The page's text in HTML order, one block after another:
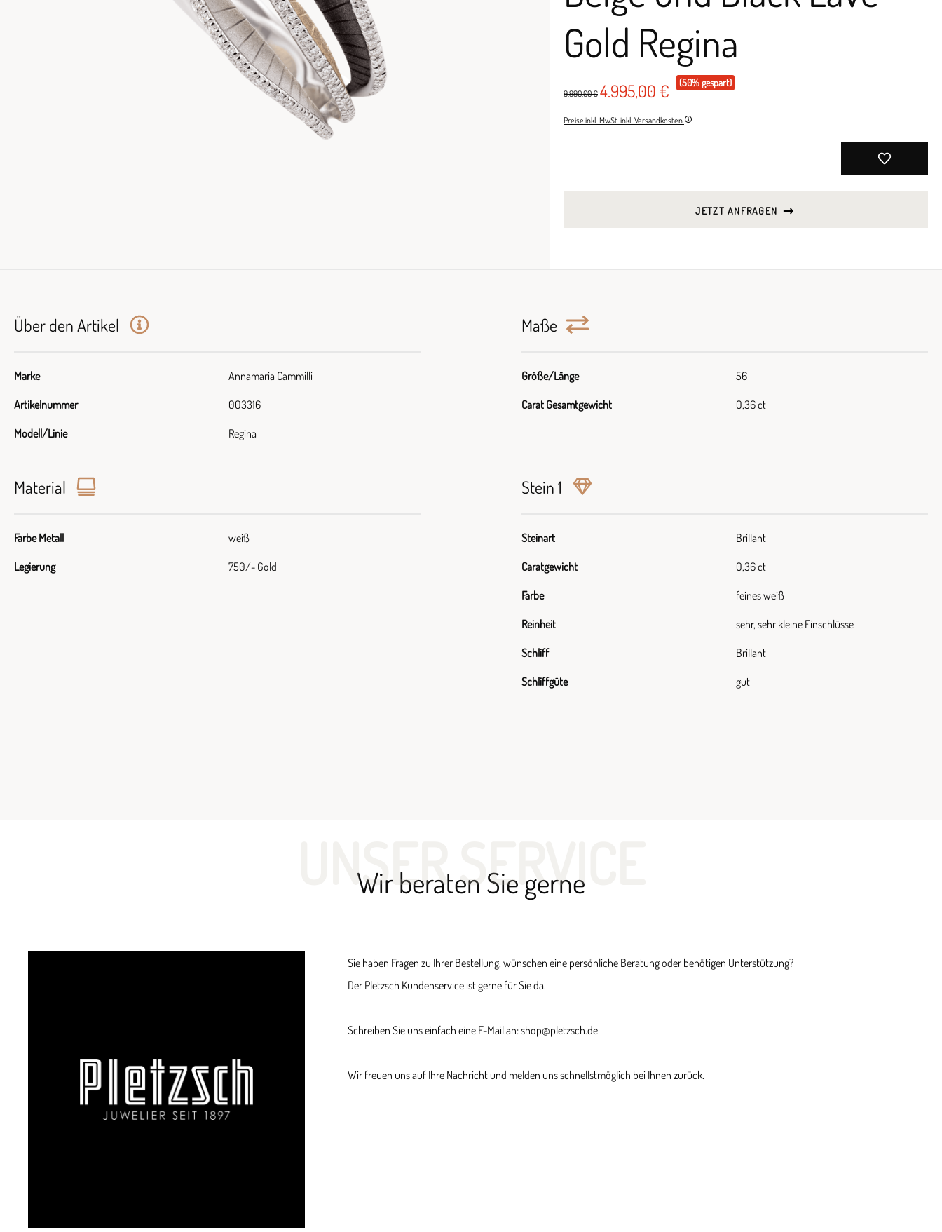
Gold Regina
9.990,00 € 4.995,00 € (50% gespart)
Preise inkl. MwSt. inkl. Versandkosten
JETZT ANFRAGEN
Über den Artikel
Marke Annamaria Cammilli
Artikelnummer 003316
Modell/Linie Regina
Maße
Größe/Länge 56
Carat Gesamtgewicht 0,36 ct
Material
Farbe Metall weiß
Legierung 750/- Gold
Stein 1
Steinart Brillant
Caratgewicht 0,36 ct
Farbe feines weiß
Reinheit sehr, sehr kleine Einschlüsse
Schliff Brillant
Schliffgüte gut
UNSER SERVICE
Wir beraten Sie gerne
Sie haben Fragen zu Ihrer Bestellung, wünschen eine persönliche Beratung oder benötigen Unterstützung?
Der Pletzsch Kundenservice ist gerne für Sie da.
Schreiben Sie uns einfach eine E-Mail an: shop@pletzsch.de
Wir freuen uns auf Ihre Nachricht und melden uns schnellstmöglich bei Ihnen zurück.